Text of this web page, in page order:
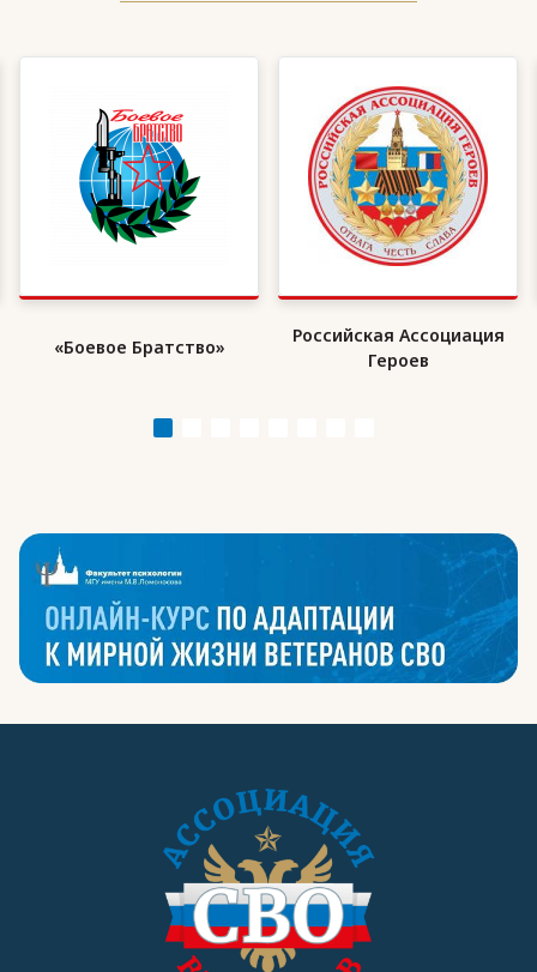
«Боевое Братство»
Российская Ассоциация
Героев